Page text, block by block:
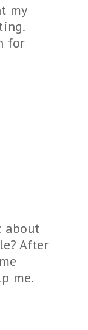
my
for
about
After
me.